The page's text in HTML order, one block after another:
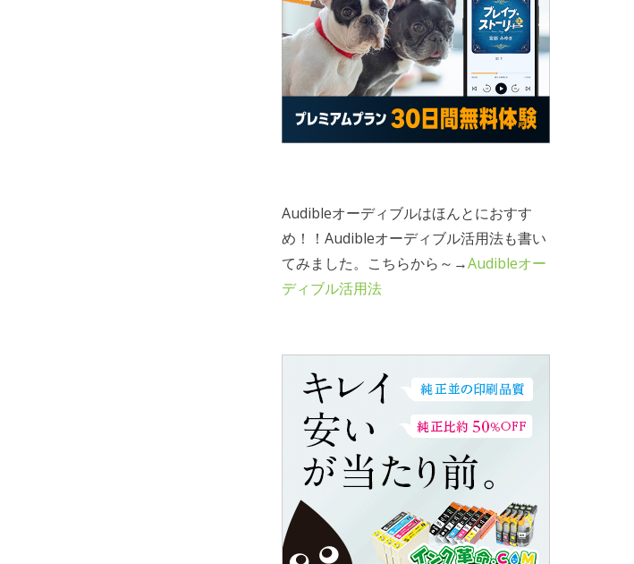
Audibleオーディブルはほんとにおすす
め！！Audibleオーディブル活用法も書い
てみました。こちらから～→Audibleオー
ディブル活用法